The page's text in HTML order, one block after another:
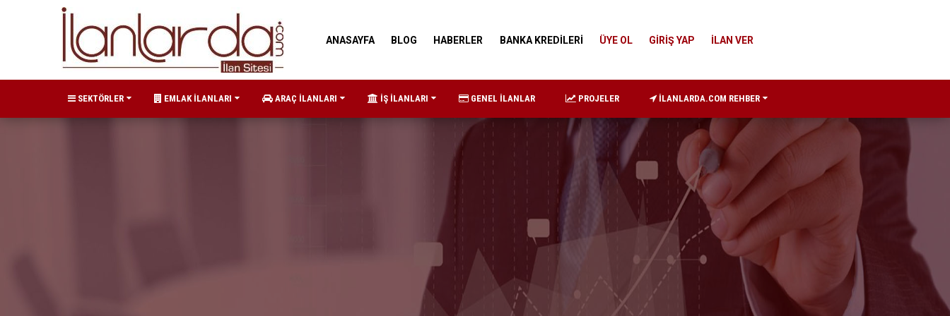
ANASAYFA BLOG HABERLER BANKA KREDİLERİ ÜYE OL GİRİŞ YAP İLAN VER
SEKTÖRLER EMLAK İLANLARI ARAÇ İLANLARI İŞ İLANLARI GENEL İLANLAR PROJELER İLANLARDA.COM REHBER